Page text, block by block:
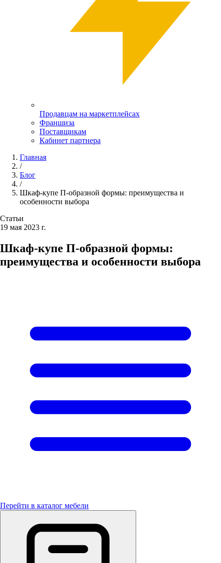
Продавцам на маркетплейсах
Франшиза
Поставщикам
Кабинет партнера
Главная
/
Блог
/
Шкаф-купе П-образной формы: преимущества и
особенности выбора
Статьи
19 мая 2023 г.
Шкаф-купе П-образной формы:
преимущества и особенности выбора
Перейти в каталог мебели